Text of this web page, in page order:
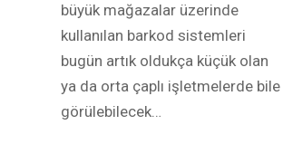
büyük mağazalar üzerinde
kullanılan barkod sistemleri
bugün artık oldukça küçük olan
ya da orta çaplı işletmelerde bile
görülebilecek…